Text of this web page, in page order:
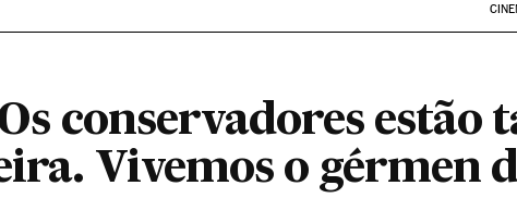
conservadores estão
Vivemos o gérmen